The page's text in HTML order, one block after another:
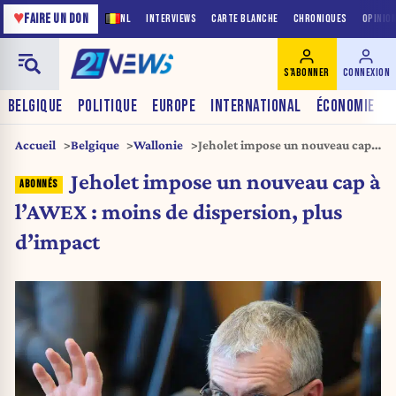
NL INTERVIEWS CARTE BLANCHE CHRONIQUES
♥FAIRE UN DON
BELGIQUE POLITIQUE EUROPE INTERNATIONAL ÉCONOMIE
S'ABONNER CONNEXION
Accueil Belgique Wallonie
Jeholet impose un nouveau cap à
plus d’impact
Jeholet impose un nouveau cap à
l’AWEX : moins de dispersion, plus
d’impact